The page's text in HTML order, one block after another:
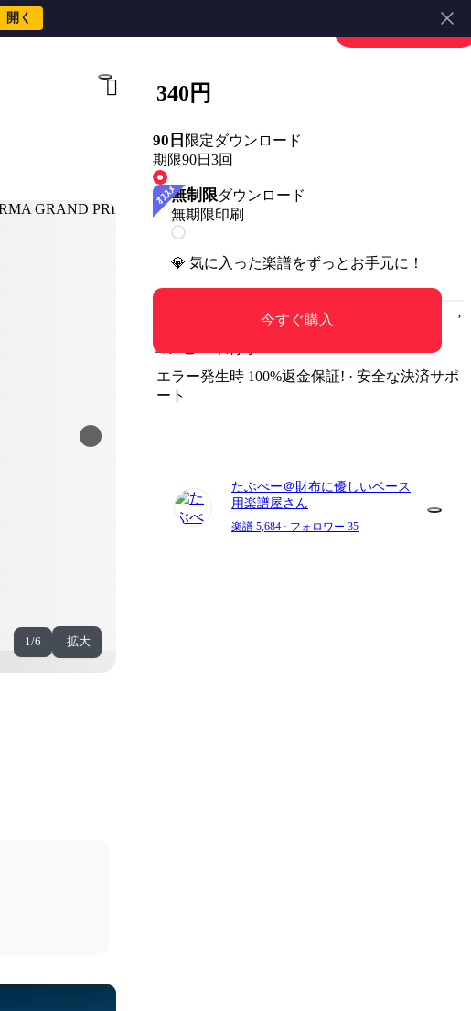
会員登録・ログイン
開く
1/6 拡大
340円
90日 限定ダウンロード
期限90日 3回
無制限ダウンロード
無期限印刷
💎 気に入った楽譜をずっとお手元に！
今すぐ購入
コンビニ印刷可
エラー発生時 100%返金保証! · 安全な決済サポ
ート
たぶべー＠財布に優しいベース
用楽譜屋さん
楽譜 5,684 · フォロワー 35